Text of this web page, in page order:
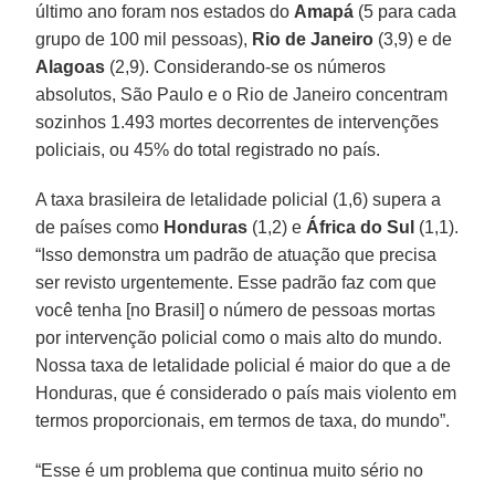
último ano foram nos estados do Amapá (5 para cada
grupo de 100 mil pessoas), Rio de Janeiro (3,9) e de
Alagoas (2,9). Considerando-se os números
absolutos, São Paulo e o Rio de Janeiro concentram
sozinhos 1.493 mortes decorrentes de intervenções
policiais, ou 45% do total registrado no país.
A taxa brasileira de letalidade policial (1,6) supera a
de países como Honduras (1,2) e África do Sul (1,1).
“Isso demonstra um padrão de atuação que precisa
ser revisto urgentemente. Esse padrão faz com que
você tenha [no Brasil] o número de pessoas mortas
por intervenção policial como o mais alto do mundo.
Nossa taxa de letalidade policial é maior do que a de
Honduras, que é considerado o país mais violento em
termos proporcionais, em termos de taxa, do mundo”.
“Esse é um problema que continua muito sério no